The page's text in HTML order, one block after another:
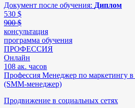
Документ после обучения: Диплом
530 $
900 $
консультация
программа обучения
ПРОФЕССИЯ
Онлайн
108 ак. часов
Профессия Менеджер по маркетингу в
(SMM-менеджер)
Продвижение в социальных сетях